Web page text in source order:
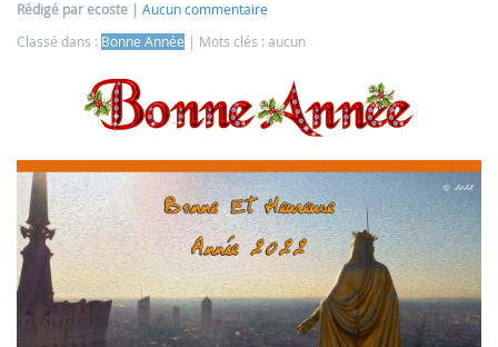
Rédigé par ecoste
Aucun commentaire
Classé dans : Bonne Année Mots clés : aucun